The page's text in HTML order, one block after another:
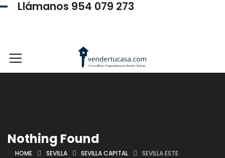
Llámanos 954 079 273
Nothing Found
HOME SEVILLA SEVILLA CAPITAL SEVILLA ESTE